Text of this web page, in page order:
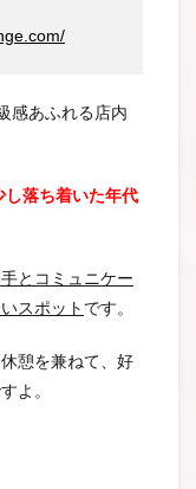
感あふれる店内
し落ち着いた年代
とコミュニケー
スポット です。
憩を兼ねて、好
よ。